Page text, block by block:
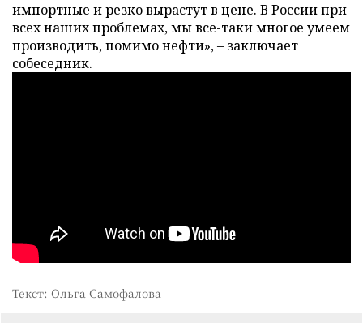
импортные и резко вырастут в цене. В России при
всех наших проблемах, мы все-таки многое умеем
производить, помимо нефти», – заключает
собеседник.
Текст: Ольга Самофалова